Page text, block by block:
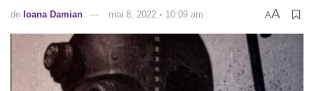
de Ioana Damian mai 8, 2022 ◦ 10:09 am AA